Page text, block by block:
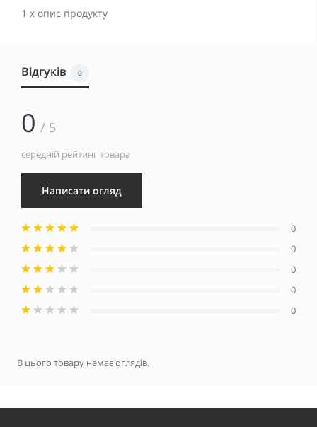
1 x опис продукту
Відгуків 0
0 / 5
середній рейтинг товара
Написати огляд
0
0
0
0
0
В цього товару немає оглядів.